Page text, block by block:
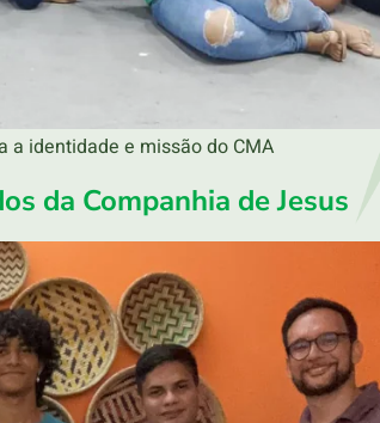
a identidade e missão do CMA
da Companhia de Jesus